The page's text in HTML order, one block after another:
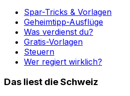
Spar-Tricks & Vorlagen
Geheimtipp-Ausflüge
Was verdienst du?
Gratis-Vorlagen
Steuern
Wer regiert wirklich?
Das liest die Schweiz